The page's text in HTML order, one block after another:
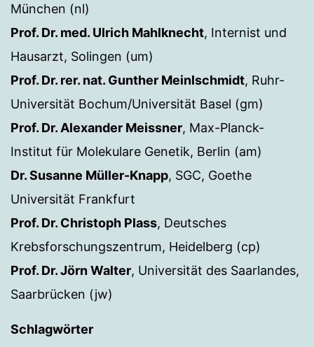
München (nl)
Prof. Dr. med. Ulrich Mahlknecht, Internist und
Hausarzt, Solingen (um)
Prof. Dr. rer. nat. Gunther Meinlschmidt, Ruhr-
Universität Bochum/Universität Basel (gm)
Prof. Dr. Alexander Meissner, Max-Planck-
Institut für Molekulare Genetik, Berlin (am)
Dr. Susanne Müller-Knapp, SGC, Goethe
Universität Frankfurt
Prof. Dr. Christoph Plass, Deutsches
Krebsforschungszentrum, Heidelberg (cp)
Prof. Dr. Jörn Walter, Universität des Saarlandes,
Saarbrücken (jw)
Schlagwörter